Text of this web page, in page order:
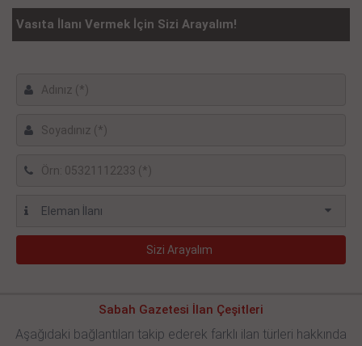
Vasıta İlanı Vermek İçin Sizi Arayalım!
Sabah Gazetesi İlan Çeşitleri
Aşağıdaki bağlantıları takip ederek farklı ilan türleri hakkında